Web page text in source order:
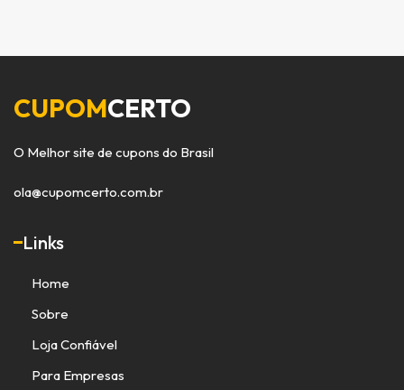
CUPOMCERTO
O Melhor site de cupons do Brasil
ola@cupomcerto.com.br
Links
Home
Sobre
Loja Confiável
Para Empresas